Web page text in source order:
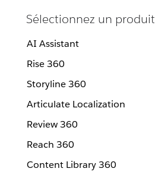
Sélectionnez un produit
AI Assistant
Rise 360
Storyline 360
Articulate Localization
Review 360
Reach 360
Content Library 360